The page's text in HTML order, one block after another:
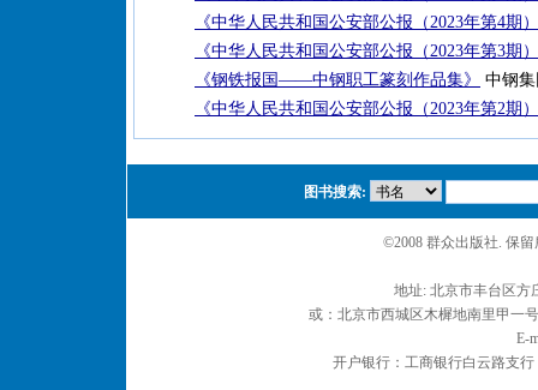
《中华人民共和国公安部公报（2023年第4期
《中华人民共和国公安部公报（2023年第3期
《钢铁报国——中钢职工篆刻作品集》
中钢
《中华人民共和国公安部公报（2023年第2期
图书搜索:
©2008 群众出版社. 保
地址: 北京市丰台区
或：北京市西城区木樨地南里甲一
E-
开户银行：工商银行白云路支